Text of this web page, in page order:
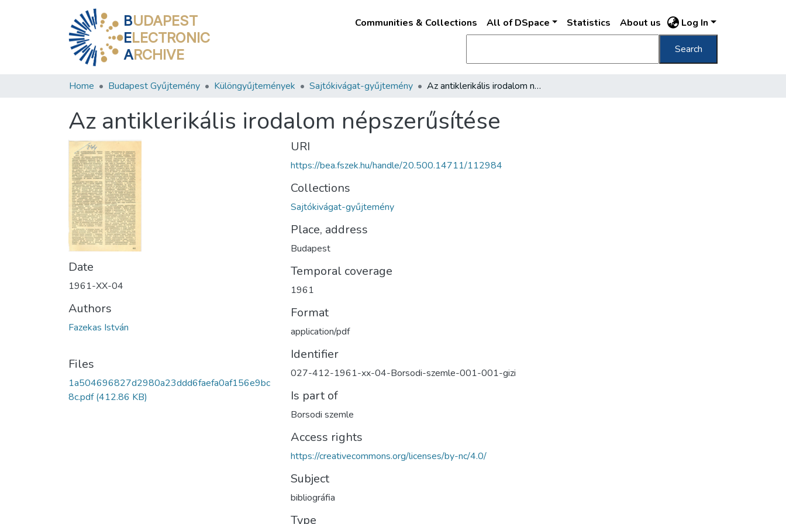
BUDAPEST
ELECTRONIC
ARCHIVE
Communities & Collections All of DSpace Statistics About us Log In
Search
Home Budapest Gyűjtemény Különgyűjtemények Sajtókivágat-gyűjtemény Az antiklerikális irodalom népszerűsítése
Az antiklerikális irodalom népszerűsítése
Date
1961-XX-04
Authors
Fazekas István
Files
1a504696827d2980a23ddd6faefa0af156e9bc
8c.pdf(412.86 KB)
URI
https://bea.fszek.hu/handle/20.500.14711/112984
Collections
Sajtókivágat-gyűjtemény
Place, address
Budapest
Temporal coverage
1961
Format
application/pdf
Identifier
027-412-1961-xx-04-Borsodi-szemle-001-001-gizi
Is part of
Borsodi szemle
Access rights
https://creativecommons.org/licenses/by-nc/4.0/
Subject
bibliográfia
Type